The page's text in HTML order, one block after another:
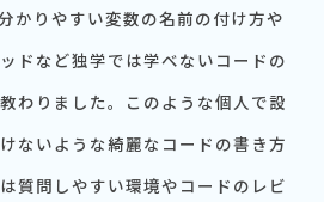
かりやすい変数の名前の付け方や
ドなど独学では学べないコードの
わりました。このような個人で設
ないような綺麗なコードの書き方
質問しやすい環境やコードのレビ